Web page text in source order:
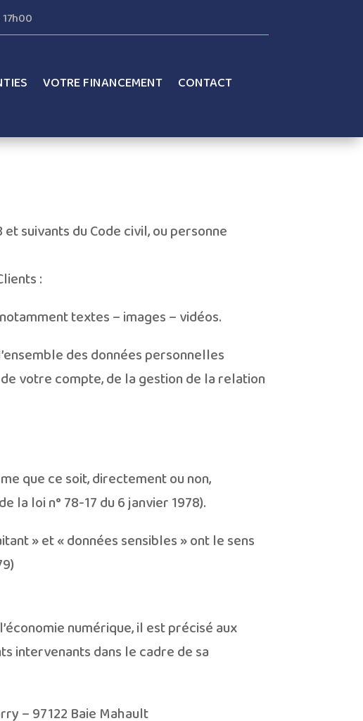
VOTRE FINANCEMENT CONTACT
suivants du Code civil, ou personne
:
textes – images – vidéos.
des données personnelles
votre compte, de la gestion de la relation
que ce soit, directement ou non,
la loi n° 78-17 du 6 janvier 1978).
» et « données sensibles » ont le sens
numérique, il est précisé aux
intervenants dans le cadre de sa
– 97122 Baie Mahault